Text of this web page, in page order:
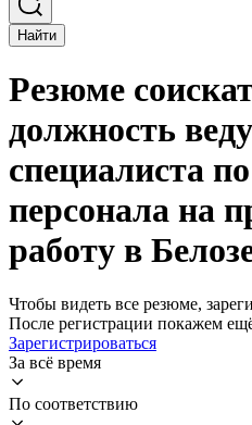
Найти
Резюме
должность
специалиста
персонала на
работу в
Чтобы видеть все резюме,
После регистрации покажем
Зарегистрироваться
За всё время
По соответствию